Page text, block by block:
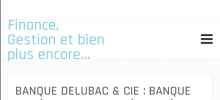
Finance,
Gestion et bien
plus encore…
BANQUE DELUBAC & CIE : BANQUE